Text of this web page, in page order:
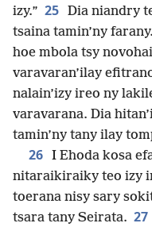
izy.” 25 Dia niandry
tsaina tamin’ny
hoe mbola tsy
varavaran’ilay
nalain’izy ireo ny
varavarana. Dia
tamin’ny tany ilay
26 I Ehoda kosa
nitaraikiraiky teo izy
toerana nisy sary
tsara tany Seirata. 27